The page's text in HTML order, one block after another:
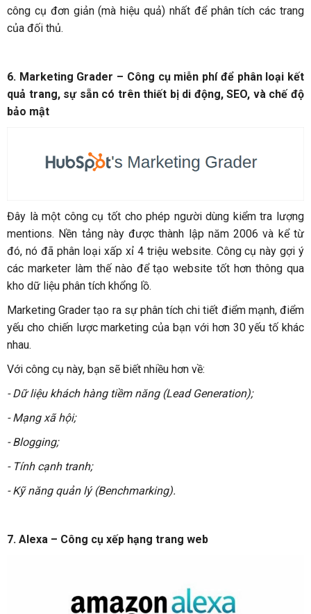
công cụ đơn giản (mà hiệu quả) nhất để phân tích các trang
của đối thủ.
6. Marketing Grader – Công cụ miễn phí để phân loại kết
quả trang, sự sẵn có trên thiết bị di động, SEO, và chế độ
bảo mật
Đây là một công cụ tốt cho phép người dùng kiểm tra lượng
mentions. Nền tảng này được thành lập năm 2006 và kể từ
đó, nó đã phân loại xấp xỉ 4 triệu website. Công cụ này gợi ý
các marketer làm thế nào để tạo website tốt hơn thông qua
kho dữ liệu phân tích khổng lồ.
Marketing Grader tạo ra sự phân tích chi tiết điểm mạnh, điểm
yếu cho chiến lược marketing của bạn với hơn 30 yếu tố khác
nhau.
Với công cụ này, bạn sẽ biết nhiều hơn về:
- Dữ liệu khách hàng tiềm năng (Lead Generation);
- Mạng xã hội;
- Blogging;
- Tính cạnh tranh;
- Kỹ năng quản lý (Benchmarking).
7. Alexa – Công cụ xếp hạng trang web